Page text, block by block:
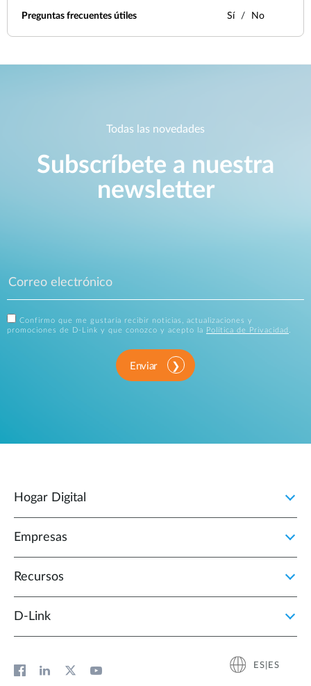
Preguntas frecuentes útiles Sí No
Todas las novedades
Subscríbete a nuestra
newsletter
Confirmo que me gustaría recibir noticias, actualizaciones y
promociones de D-Link y que conozco y acepto la
Política de Privacidad .
Enviar
Hogar Digital
Empresas
Recursos
D‑Link
ES|ES